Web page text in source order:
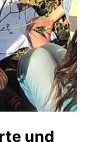
und